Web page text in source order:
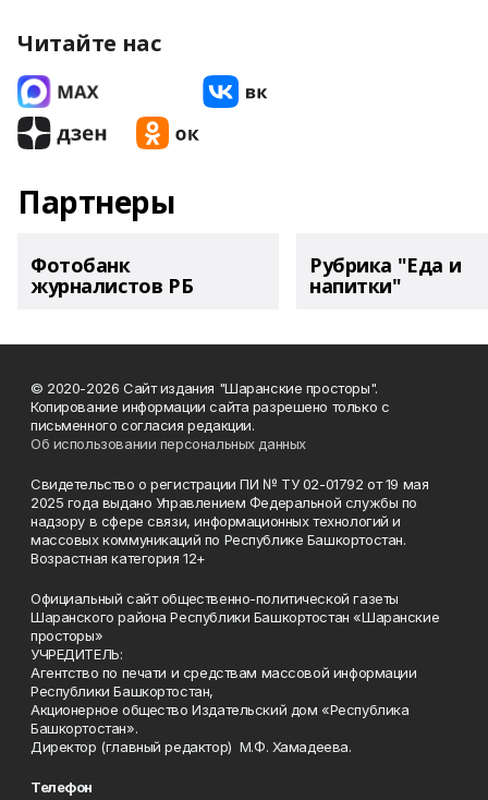
Читайте нас
Партнеры
Фотобанк
журналистов РБ
Рубрика "Еда и
напитки"
© 2020-2026 Сайт издания "Шаранские просторы".
Копирование информации сайта разрешено только с
письменного согласия редакции.
Об использовании персональных данных
Свидетельство о регистрации ПИ № ТУ 02-01792 от 19 мая
2025 года выдано Управлением Федеральной службы по
надзору в сфере связи, информационных технологий и
массовых коммуникаций по Республике Башкортостан.
Возрастная категория 12+
Официальный сайт общественно-политической газеты
Шаранского района Республики Башкортостан «Шаранские
просторы»
УЧРЕДИТЕЛЬ:
Агентство по печати и средствам массовой информации
Республики Башкортостан,
Акционерное общество Издательский дом «Республика
Башкортостан».
Директор (главный редактор) М.Ф. Хамадеева.
Телефон